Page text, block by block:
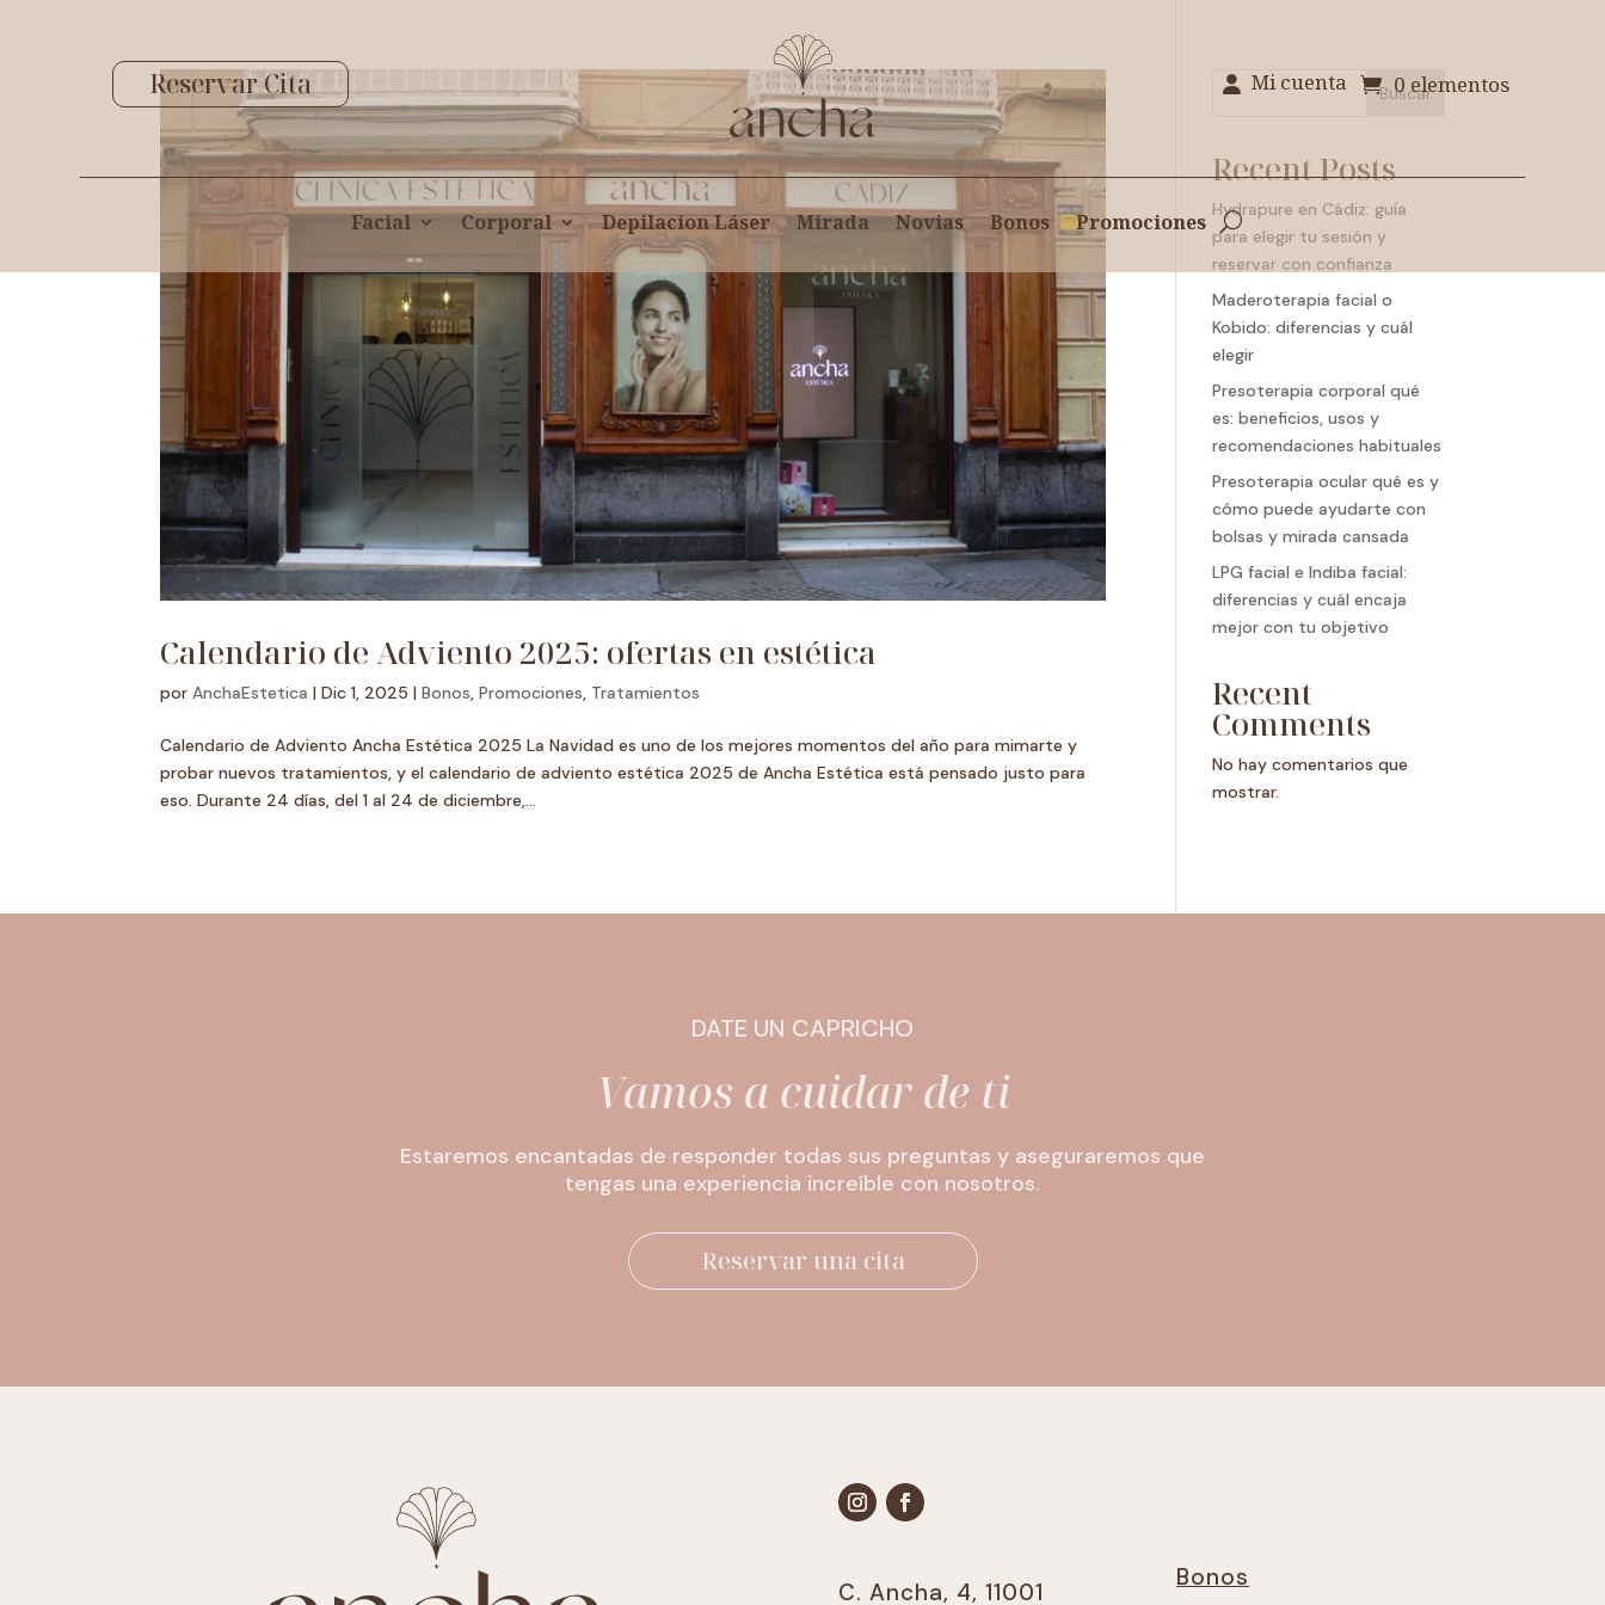
Reservar Cita Mi cuenta 0 elementos
Facial Corporal Depilacion Láser Mirada Novias Bonos Promociones
Calendario de Adviento 2025: ofertas en estética
porAnchaEstetica |Dic 1, 2025 |Bonos,Promociones, Tratamientos
Calendario de Adviento Ancha Estética 2025 La Navidad es uno de los mejores momentos del año para mimarte y
probar nuevos tratamientos, y el calendario de adviento estética 2025 de Ancha Estética está pensado justo para
eso. Durante 24 días, del 1 al 24 de diciembre,...
Buscar
Recent Posts
Hydrapure en Cádiz: guía
para elegir tu sesión y
reservar con confianza
Maderoterapia facial o
Kobido: diferencias y cuál
elegir
Presoterapia corporal qué
es: beneficios, usos y
recomendaciones habituales
Presoterapia ocular qué es y
cómo puede ayudarte con
bolsas y mirada cansada
LPG facial e Indiba facial:
diferencias y cuál encaja
mejor con tu objetivo
Recent
Comments
No hay comentarios que
mostrar.
DATE UN CAPRICHO
Vamos a cuidar de ti
Estaremos encantadas de responder todas sus preguntas y aseguraremos que
tengas una experiencia increíble con nosotros.
Reservar una cita
C. Ancha, 4, 11001
Bonos